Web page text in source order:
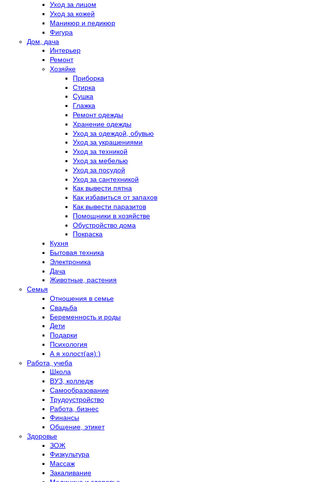
Уход за лицом
Уход за кожей
Маникюр и педикюр
Фигура
Дом, дача
Интерьер
Ремонт
Хозяйке
Приборка
Стирка
Сушка
Глажка
Ремонт одежды
Хранение одежды
Уход за одеждой, обувью
Уход за украшениями
Уход за техникой
Уход за мебелью
Уход за посудой
Уход за сантехникой
Как вывести пятна
Как избавиться от запахов
Как вывести паразитов
Помощники в хозяйстве
Обустройство дома
Покраска
Кухня
Бытовая техника
Электроника
Дача
Животные, растения
Семья
Отношения в семье
Свадьба
Беременность и роды
Дети
Подарки
Психология
А я холост(ая):)
Работа, учеба
Школа
ВУЗ, колледж
Самообразование
Трудоустройство
Работа, бизнес
Финансы
Общение, этикет
Здоровье
ЗОЖ
Физкультура
Массаж
Закаливание